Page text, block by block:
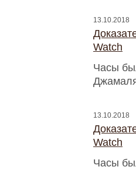
13.10.2018
Watch
Часы
13.10.2018
Watch
Часы